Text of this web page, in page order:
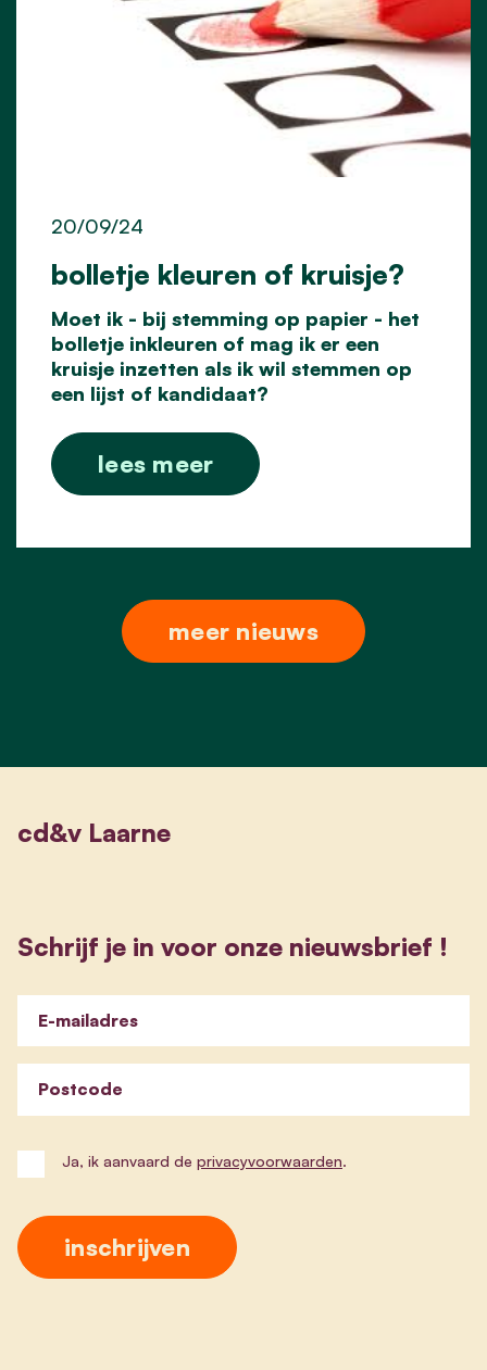
bolletje kleuren of kruisje?
20/09/24
Moet ik - bij stemming op papier - het
bolletje inkleuren of mag ik er een
kruisje inzetten als ik wil stemmen op
een lijst of kandidaat?
lees meer
meer nieuws
cd&v Laarne
Schrijf je in voor onze nieuwsbrief !
E-mailadres
Postcode
Ja, ik aanvaard de privacyvoorwaarden.